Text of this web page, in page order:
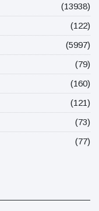
(13938)
(122)
(5997)
(79)
(160)
(121)
(73)
(77)